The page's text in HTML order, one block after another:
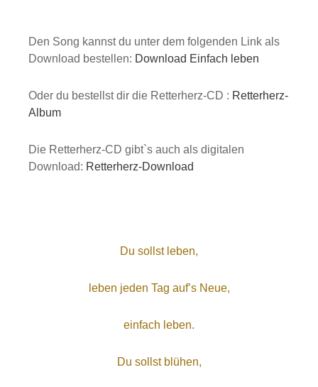
Den Song kannst du unter dem folgenden Link als
Download bestellen: Download Einfach leben
Oder du bestellst dir die Retterherz-CD : Retterherz-
Album
Die Retterherz-CD gibt`s auch als digitalen
Download: Retterherz-Download
Du sollst leben,
leben jeden Tag auf’s Neue,
einfach leben.
Du sollst blühen,